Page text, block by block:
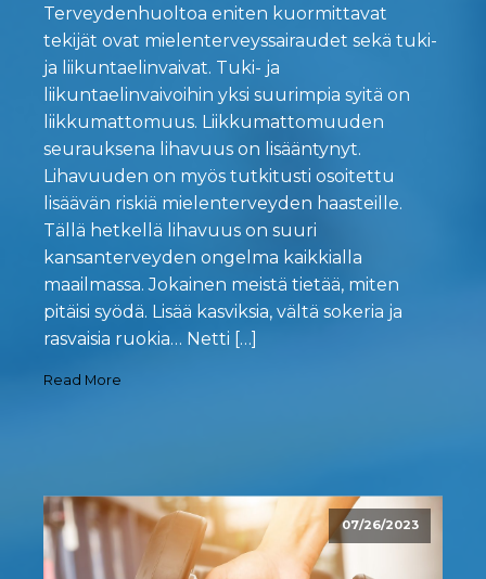
Terveydenhuoltoa eniten kuormittavat
tekijät ovat mielenterveyssairaudet sekä tuki-
ja liikuntaelinvaivat. Tuki- ja
liikuntaelinvaivoihin yksi suurimpia syitä on
liikkumattomuus. Liikkumattomuuden
seurauksena lihavuus on lisääntynyt.
Lihavuuden on myös tutkitusti osoitettu
lisäävän riskiä mielenterveyden haasteille.
Tällä hetkellä lihavuus on suuri
kansanterveyden ongelma kaikkialla
maailmassa. Jokainen meistä tietää, miten
pitäisi syödä. Lisää kasviksia, vältä sokeria ja
rasvaisia ruokia… Netti […]
Read More
07/26/2023